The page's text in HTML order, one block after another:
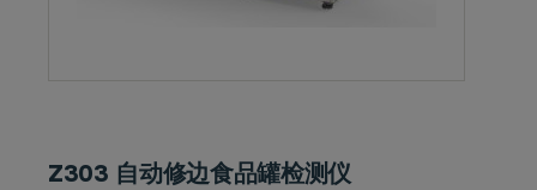
Z303 自动修边食品罐检测仪